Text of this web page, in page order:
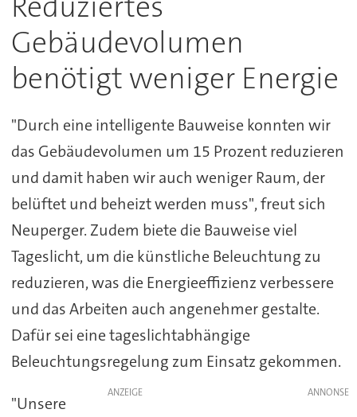
Gebäudevolumen
benötigt weniger Energie
"Durch eine intelligente Bauweise konnten wir
das Gebäudevolumen um 15 Prozent reduzieren
und damit haben wir auch weniger Raum, der
belüftet und beheizt werden muss", freut sich
Neuperger. Zudem biete die Bauweise viel
Tageslicht, um die künstliche Beleuchtung zu
reduzieren, was die Energieeffizienz verbessere
und das Arbeiten auch angenehmer gestalte.
Dafür sei eine tageslichtabhängige
Beleuchtungsregelung zum Einsatz gekommen.
ANZEIGE
"Unsere